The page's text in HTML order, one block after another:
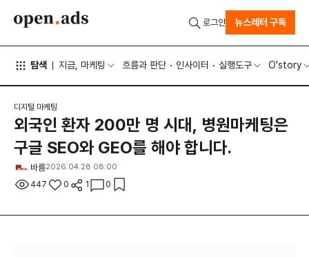
탐색 지금, 마케팅 흐름과 판단 인사이터 실행도구 O'story
로그인 뉴스레터 구독
디지털 마케팅
외국인 환자 200만 명 시대, 병원마케팅은
구글 SEO와 GEO를 해야 합니다.
바름2026.04.28 08:00
447 0 1 0